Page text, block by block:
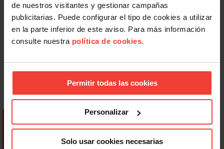
de nuestros visitantes y gestionar campañas
publicitarias. Puede configurar el tipo de cookies a utilizar
en la parte inferior de este aviso. Para más información
consulte nuestra política de cookies.
Permitir todas las cookies
Personalizar
Solo usar cookies necesarias